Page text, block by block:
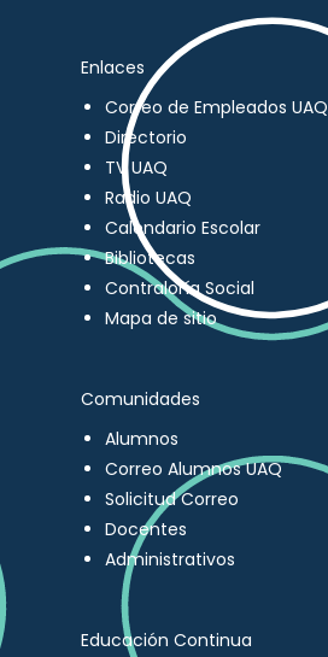
Enlaces
Correo de Empleados UAQ
Directorio
TV UAQ
Radio UAQ
Calendario Escolar
Bibliotecas
Contraloría Social
Mapa de sitio
Comunidades
Alumnos
Correo Alumnos UAQ
Solicitud Correo
Docentes
Administrativos
Educación Continua